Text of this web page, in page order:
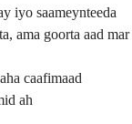
iyo saameynteeda
ama goorta aad mar
caafimaad
ah